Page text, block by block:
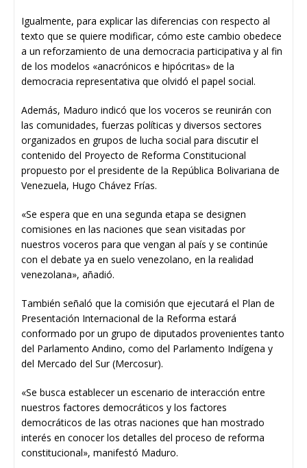
Igualmente, para explicar las diferencias con respecto al
texto que se quiere modificar, cómo este cambio obedece
a un reforzamiento de una democracia participativa y al fin
de los modelos «anacrónicos e hipócritas» de la
democracia representativa que olvidó el papel social.
Además, Maduro indicó que los voceros se reunirán con
las comunidades, fuerzas políticas y diversos sectores
organizados en grupos de lucha social para discutir el
contenido del Proyecto de Reforma Constitucional
propuesto por el presidente de la República Bolivariana de
Venezuela, Hugo Chávez Frías.
«Se espera que en una segunda etapa se designen
comisiones en las naciones que sean visitadas por
nuestros voceros para que vengan al país y se continúe
con el debate ya en suelo venezolano, en la realidad
venezolana», añadió.
También señaló que la comisión que ejecutará el Plan de
Presentación Internacional de la Reforma estará
conformado por un grupo de diputados provenientes tanto
del Parlamento Andino, como del Parlamento Indígena y
del Mercado del Sur (Mercosur).
«Se busca establecer un escenario de interacción entre
nuestros factores democráticos y los factores
democráticos de las otras naciones que han mostrado
interés en conocer los detalles del proceso de reforma
constitucional», manifestó Maduro.